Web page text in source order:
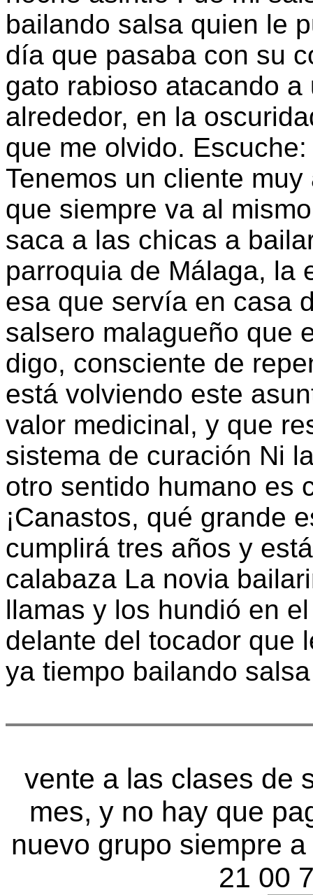
bailando salsa quien le
día que pasaba con su
gato rabioso atacando
alrededor, en la
que me olvido.
Tenemos un cliente
que siempre va al
saca a las chicas a
parroquia de Málaga, la
esa que servía en casa
salsero malagueño que
digo, consciente de
está volviendo este
valor medicinal, y que
sistema de curación Ni
otro sentido humano es
¡Canastos, qué grande
cumplirá tres años y
calabaza La novia
llamas y los hundió en
delante del tocador que
ya tiempo bailando
vente a las clases de
mes, y no hay que
nuevo grupo siempre
21 00